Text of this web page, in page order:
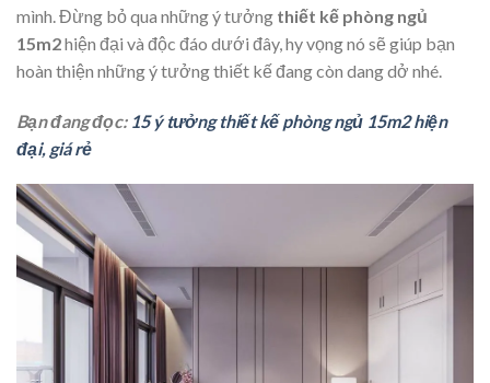
mình. Đừng bỏ qua những ý tưởng thiết kế phòng ngủ
15m2hiện đại và độc đáo dưới đây, hy vọng nó sẽ giúp bạn
hoàn thiện những ý tưởng thiết kế đang còn dang dở nhé.
Bạn đang đọc: 15 ý tưởng thiết kế phòng ngủ 15m2 hiện
đại, giá rẻ